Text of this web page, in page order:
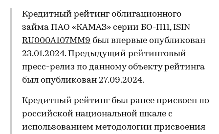
Кредитный рейтинг облигационного
займа ПАО «КАМАЗ» серии БО-П11, ISIN
RU000A107MM9 был впервые опубликован
23.01.2024. Предыдущий рейтинговый
пресс-релиз по данному объекту рейтинга
был опубликован 27.09.2024.
Кредитный рейтинг был ранее присвоен по
российской национальной шкале с
использованием методологии присвоения